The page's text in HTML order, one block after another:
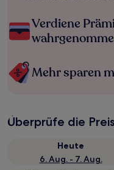
Verdiene
Mehr sparen
Überprüfe die
Heute
6. Aug. - 7. Aug.